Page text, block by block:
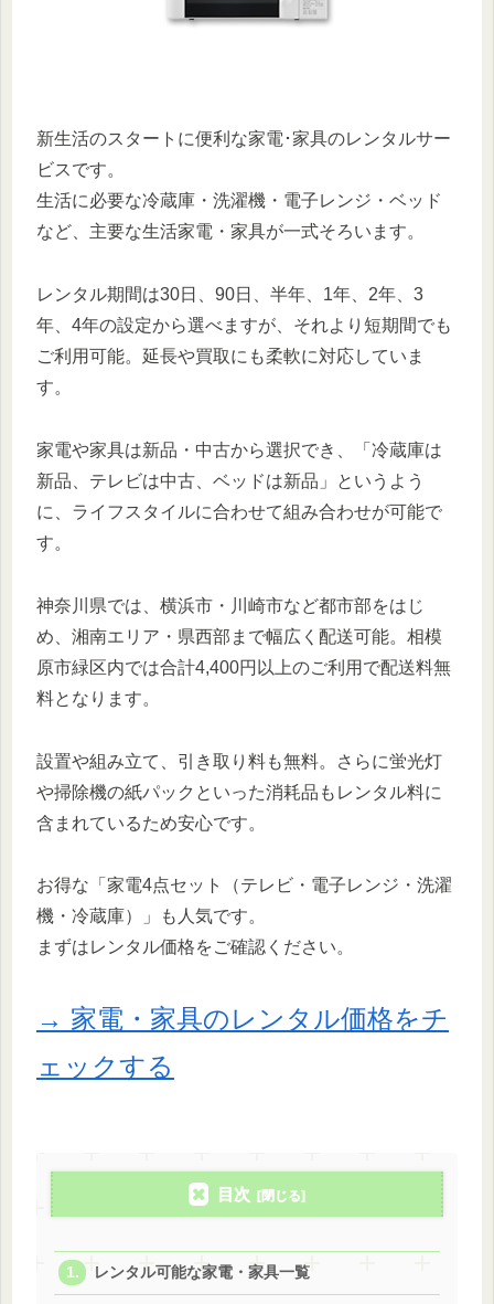
新生活のスタートに便利な家電･家具のレンタルサー
ビスです。
生活に必要な冷蔵庫・洗濯機・電子レンジ・ベッド
など、主要な生活家電・家具が一式そろいます。
レンタル期間は30日、90日、半年、1年、2年、3
年、4年の設定から選べますが、それより短期間でも
ご利用可能。延長や買取にも柔軟に対応していま
す。
家電や家具は新品・中古から選択でき、「冷蔵庫は
新品、テレビは中古、ベッドは新品」というよう
に、ライフスタイルに合わせて組み合わせが可能で
す。
神奈川県では、横浜市・川崎市など都市部をはじ
め、湘南エリア・県西部まで幅広く配送可能。相模
原市緑区内では合計4,400円以上のご利用で配送料無
料となります。
設置や組み立て、引き取り料も無料。さらに蛍光灯
や掃除機の紙パックといった消耗品もレンタル料に
含まれているため安心です。
お得な「家電4点セット（テレビ・電子レンジ・洗濯
機・冷蔵庫）」も人気です。
まずはレンタル価格をご確認ください。
→ 家電・家具のレンタル価格をチ
ェックする
目次
レンタル可能な家電・家具一覧